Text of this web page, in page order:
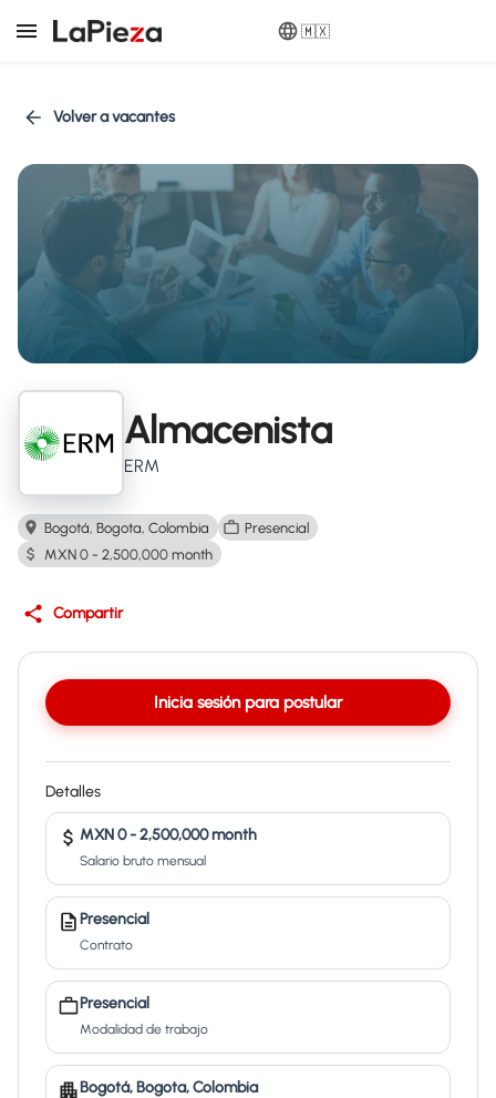
🇲🇽
Volver a vacantes
Almacenista
ERM
Bogotá, Bogota, Colombia
Presencial
MXN 0 - 2,500,000 month
Compartir
Inicia sesión para postular
Detalles
MXN 0 - 2,500,000 month
Salario bruto mensual
Presencial
Contrato
Presencial
Modalidad de trabajo
Bogotá, Bogota, Colombia